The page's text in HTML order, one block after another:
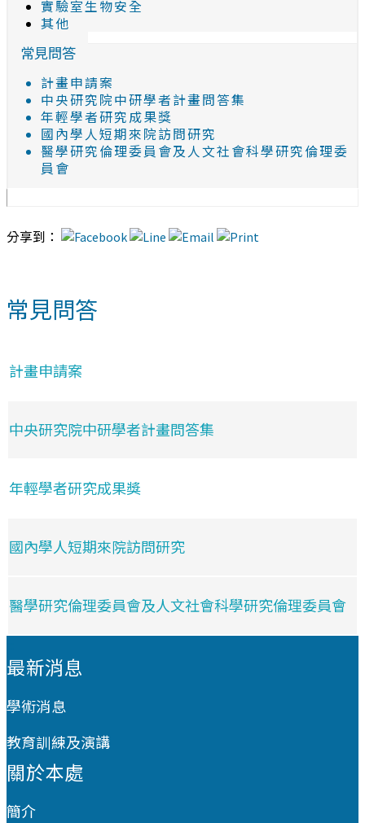
實驗室生物安全
其他
常見問答
計畫申請案
中央研究院中研學者計畫問答集
年輕學者研究成果獎
國內學人短期來院訪問研究
醫學研究倫理委員會及人文社會科學研究倫理委
員會
分享到：
常見問答
計畫申請案
中央研究院中研學者計畫問答集
年輕學者研究成果獎
國內學人短期來院訪問研究
醫學研究倫理委員會及人文社會科學研究倫理委員會
最新消息
學術消息
教育訓練及演講
關於本處
簡介